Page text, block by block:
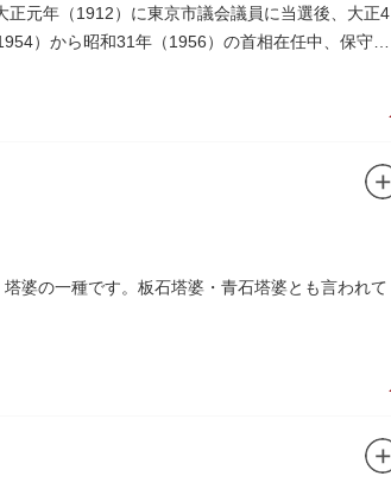
元年（1912）に東京市議会議員に当選後、大正4
）から昭和31年（1956）の首相在任中、保守合
婆の一種です。板石塔婆・青石塔婆とも言われて